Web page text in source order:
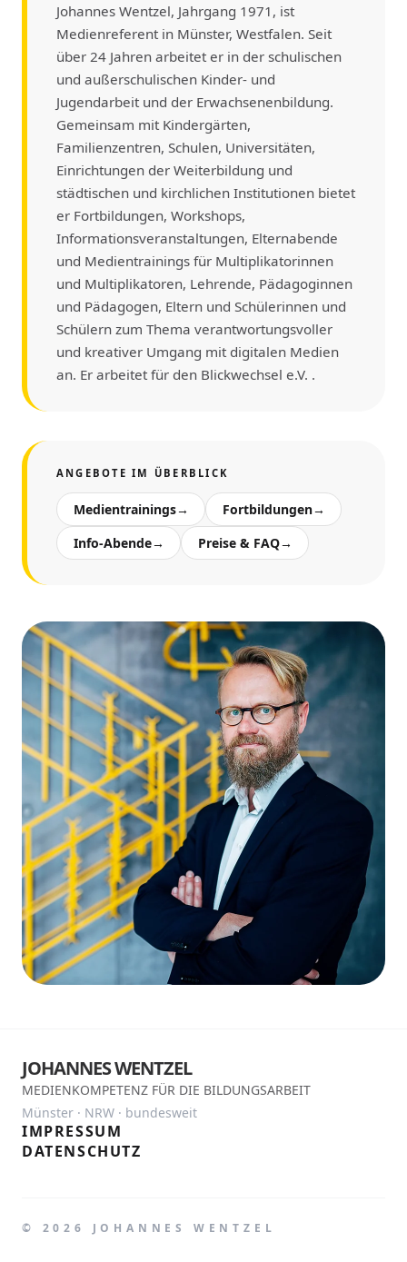
Johannes Wentzel, Jahrgang 1971, ist
Medienreferent in Münster, Westfalen. Seit
über 24 Jahren arbeitet er in der schulischen
und außerschulischen Kinder- und
Jugendarbeit und der Erwachsenenbildung.
Gemeinsam mit Kindergärten,
Familienzentren, Schulen, Universitäten,
Einrichtungen der Weiterbildung und
städtischen und kirchlichen Institutionen bietet
er Fortbildungen, Workshops,
Informationsveranstaltungen, Elternabende
und Medientrainings für Multiplikatorinnen
und Multiplikatoren, Lehrende, Pädagoginnen
und Pädagogen, Eltern und Schülerinnen und
Schülern zum Thema verantwortungsvoller
und kreativer Umgang mit digitalen Medien
an. Er arbeitet für den Blickwechsel e.V. .
ANGEBOTE IM ÜBERBLICK
Medientrainings→ Fortbildungen→
Info-Abende→ Preise & FAQ→
JOHANNES WENTZEL
MEDIENKOMPETENZ FÜR DIE BILDUNGSARBEIT
Münster · NRW · bundesweit
IMPRESSUM
DATENSCHUTZ
© 2026 JOHANNES WENTZEL